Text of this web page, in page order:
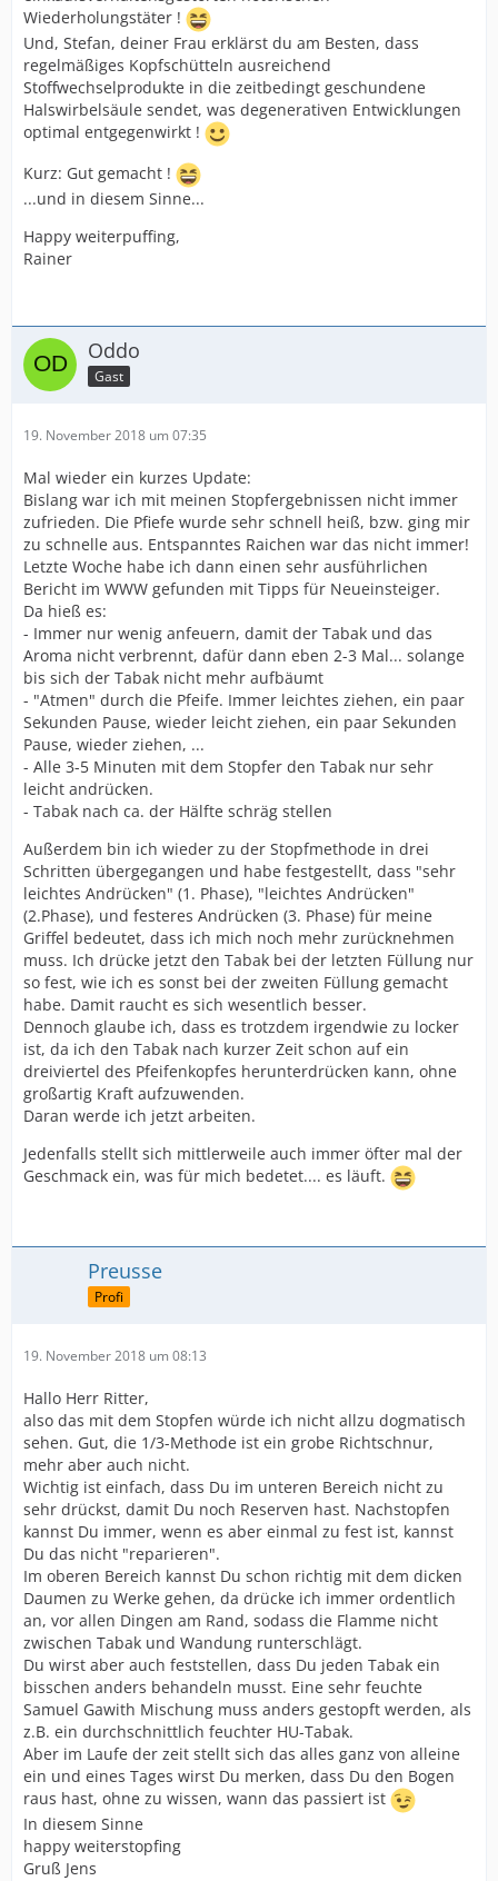
Wiederholungstäter !
Und, Stefan, deiner Frau erklärst du am Besten, dass
regelmäßiges Kopfschütteln ausreichend
Stoffwechselprodukte in die zeitbedingt geschundene
Halswirbelsäule sendet, was degenerativen Entwicklungen
optimal entgegenwirkt !
Kurz: Gut gemacht !
...und in diesem Sinne...
Happy weiterpuffing,
Rainer
Oddo
Gast
19. November 2018 um 07:35
Mal wieder ein kurzes Update:
Bislang war ich mit meinen Stopfergebnissen nicht immer
zufrieden. Die Pfiefe wurde sehr schnell heiß, bzw. ging mir
zu schnelle aus. Entspanntes Raichen war das nicht immer!
Letzte Woche habe ich dann einen sehr ausführlichen
Bericht im WWW gefunden mit Tipps für Neueinsteiger.
Da hieß es:
- Immer nur wenig anfeuern, damit der Tabak und das
Aroma nicht verbrennt, dafür dann eben 2-3 Mal... solange
bis sich der Tabak nicht mehr aufbäumt
- "Atmen" durch die Pfeife. Immer leichtes ziehen, ein paar
Sekunden Pause, wieder leicht ziehen, ein paar Sekunden
Pause, wieder ziehen, ...
- Alle 3-5 Minuten mit dem Stopfer den Tabak nur sehr
leicht andrücken.
- Tabak nach ca. der Hälfte schräg stellen
Außerdem bin ich wieder zu der Stopfmethode in drei
Schritten übergegangen und habe festgestellt, dass "sehr
leichtes Andrücken" (1. Phase), "leichtes Andrücken"
(2.Phase), und festeres Andrücken (3. Phase) für meine
Griffel bedeutet, dass ich mich noch mehr zurücknehmen
muss. Ich drücke jetzt den Tabak bei der letzten Füllung nur
so fest, wie ich es sonst bei der zweiten Füllung gemacht
habe. Damit raucht es sich wesentlich besser.
Dennoch glaube ich, dass es trotzdem irgendwie zu locker
ist, da ich den Tabak nach kurzer Zeit schon auf ein
dreiviertel des Pfeifenkopfes herunterdrücken kann, ohne
großartig Kraft aufzuwenden.
Daran werde ich jetzt arbeiten.
Jedenfalls stellt sich mittlerweile auch immer öfter mal der
Geschmack ein, was für mich bedetet.... es läuft.
Preusse
Profi
19. November 2018 um 08:13
Hallo Herr Ritter,
also das mit dem Stopfen würde ich nicht allzu dogmatisch
sehen. Gut, die 1/3-Methode ist ein grobe Richtschnur,
mehr aber auch nicht.
Wichtig ist einfach, dass Du im unteren Bereich nicht zu
sehr drückst, damit Du noch Reserven hast. Nachstopfen
kannst Du immer, wenn es aber einmal zu fest ist, kannst
Du das nicht "reparieren".
Im oberen Bereich kannst Du schon richtig mit dem dicken
Daumen zu Werke gehen, da drücke ich immer ordentlich
an, vor allen Dingen am Rand, sodass die Flamme nicht
zwischen Tabak und Wandung runterschlägt.
Du wirst aber auch feststellen, dass Du jeden Tabak ein
bisschen anders behandeln musst. Eine sehr feuchte
Samuel Gawith Mischung muss anders gestopft werden, als
z.B. ein durchschnittlich feuchter HU-Tabak.
Aber im Laufe der zeit stellt sich das alles ganz von alleine
ein und eines Tages wirst Du merken, dass Du den Bogen
raus hast, ohne zu wissen, wann das passiert ist
In diesem Sinne
happy weiterstopfing
Gruß Jens